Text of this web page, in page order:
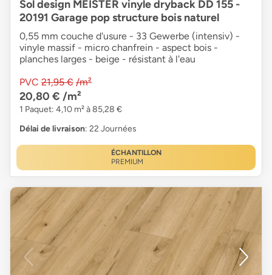
Sol design MEISTER vinyle dryback DD 155 -
20191 Garage pop structure bois naturel
0,55 mm couche d'usure - 33 Gewerbe (intensiv) -
vinyle massif - micro chanfrein - aspect bois -
planches larges - beige - résistant à l'eau
PVC 21,95 € /m²
20,80 € /m²
1 Paquet: 4,10 m² à 85,28 €
Délai de livraison: 22 Journées
ÉCHANTILLON
PREMIUM